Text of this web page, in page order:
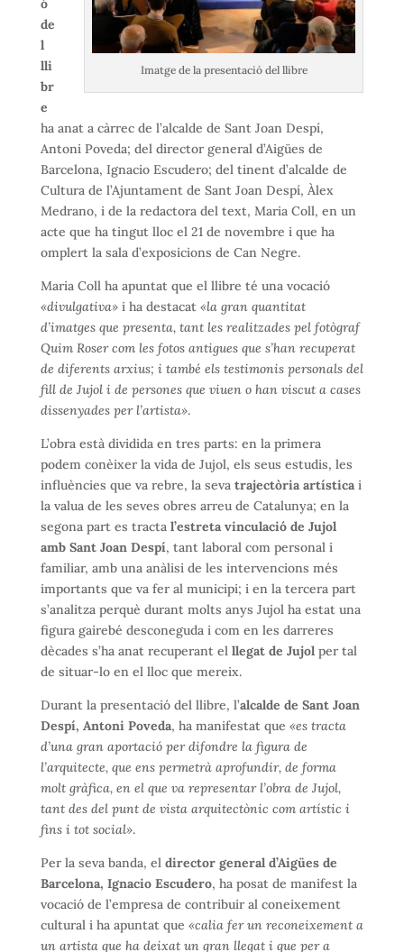
Imatge de la presentació del llibre
ó
de
l
lli
br
e
ha anat a càrrec de l’alcalde de Sant Joan Despí,
Antoni Poveda; del director general d’Aigües de
Barcelona, Ignacio Escudero; del tinent d’alcalde de
Cultura de l’Ajuntament de Sant Joan Despí, Àlex
Medrano, i de la redactora del text, Maria Coll, en un
acte que ha tingut lloc el 21 de novembre i que ha
omplert la sala d’exposicions de Can Negre.
Maria Coll ha apuntat que el llibre té una vocació
«divulgativa»i ha destacat «la gran quantitat
d’imatges que presenta, tant les realitzades pel fotògraf
Quim Roser com les fotos antigues que s’han recuperat
de diferents arxius; i també els testimonis personals del
fill de Jujol i de persones que viuen o han viscut a cases
dissenyades per l’artista».
L’obra està dividida en tres parts: en la primera
podem conèixer la vida de Jujol, els seus estudis, les
influències que va rebre, la sevatrajectòria artísticai
la valua de les seves obres arreu de Catalunya; en la
segona part es tractal’estreta vinculació de Jujol
amb Sant Joan Despí, tant laboral com personal i
familiar, amb una anàlisi de les intervencions més
importants que va fer al municipi; i en la tercera part
s’analitza perquè durant molts anys Jujol ha estat una
figura gairebé desconeguda i com en les darreres
dècades s’ha anat recuperant el llegat de Jujolper tal
de situar-lo en el lloc que mereix.
Durant la presentació del llibre, l’alcalde de Sant Joan
Despí, Antoni Poveda, ha manifestat que «es tracta
d’una gran aportació per difondre la figura de
l’arquitecte, que ens permetrà aprofundir, de forma
molt gràfica, en el que va representar l’obra de Jujol,
tant des del punt de vista arquitectònic com artístic i
fins i tot social».
Per la seva banda, el director general d’Aigües de
Barcelona, Ignacio Escudero, ha posat de manifest la
vocació de l’empresa de contribuir al coneixement
cultural i ha apuntat que «calia fer un reconeixement a
un artista que ha deixat un gran llegat i que per a